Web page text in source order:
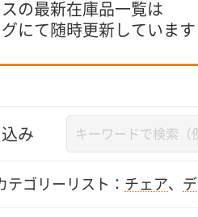
の最新在庫品一覧は
にて随時更新しています
み
テゴリーリスト： チェア、